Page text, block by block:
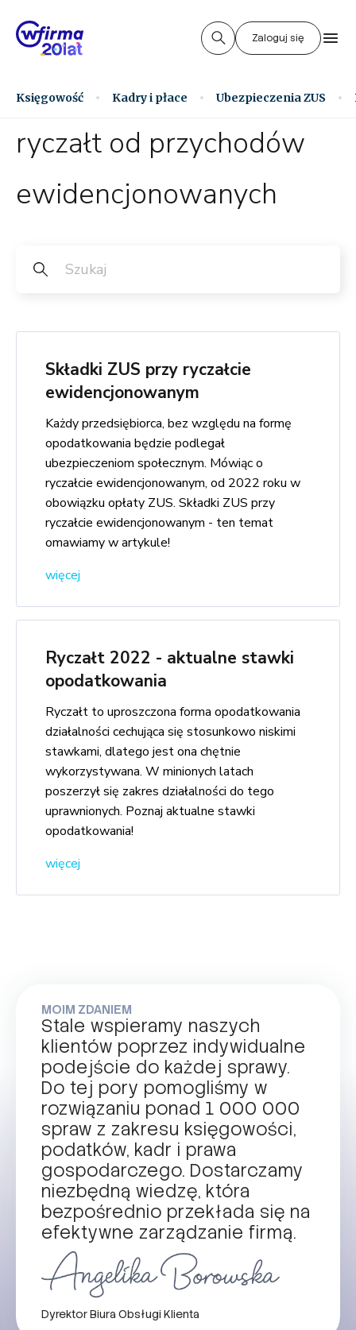
Zaloguj się
Księgowość Kadry i płace Ubezpieczenia ZUS
ryczałt od przychodów
ewidencjonowanych
Składki ZUS przy ryczałcie
ewidencjonowanym
Każdy przedsiębiorca, bez względu na formę
opodatkowania będzie podlegał
ubezpieczeniom społecznym. Mówiąc o
ryczałcie ewidencjonowanym, od 2022 roku w
obowiązku opłaty ZUS. Składki ZUS przy
ryczałcie ewidencjonowanym - ten temat
omawiamy w artykule!
więcej
Ryczałt 2022 - aktualne stawki
opodatkowania
Ryczałt to uproszczona forma opodatkowania
działalności cechująca się stosunkowo niskimi
stawkami, dlatego jest ona chętnie
wykorzystywana. W minionych latach
poszerzył się zakres działalności do tego
uprawnionych. Poznaj aktualne stawki
opodatkowania!
więcej
MOIM ZDANIEM
Stale wspieramy naszych
klientów poprzez indywidualne
podejście do każdej sprawy.
Do tej pory pomogliśmy w
rozwiązaniu ponad 1 000 000
spraw z zakresu księgowości,
podatków, kadr i prawa
gospodarczego. Dostarczamy
niezbędną wiedzę, która
bezpośrednio przekłada się na
efektywne zarządzanie firmą.
Dyrektor Biura Obsługi Klienta